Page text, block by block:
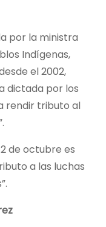
por la ministra
Indígenas,
el 2002,
dictada por los
rendir tributo al
de octubre es
a las luchas